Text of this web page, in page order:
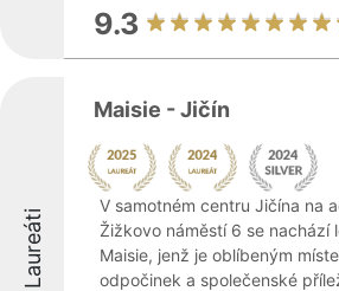
9.3
Laureáti
Maisie - Jičín
V samotném centru Jičína na
Žižkovo náměstí 6 se nachází
Maisie, jenž je oblíbeným
odpočinek a společenské